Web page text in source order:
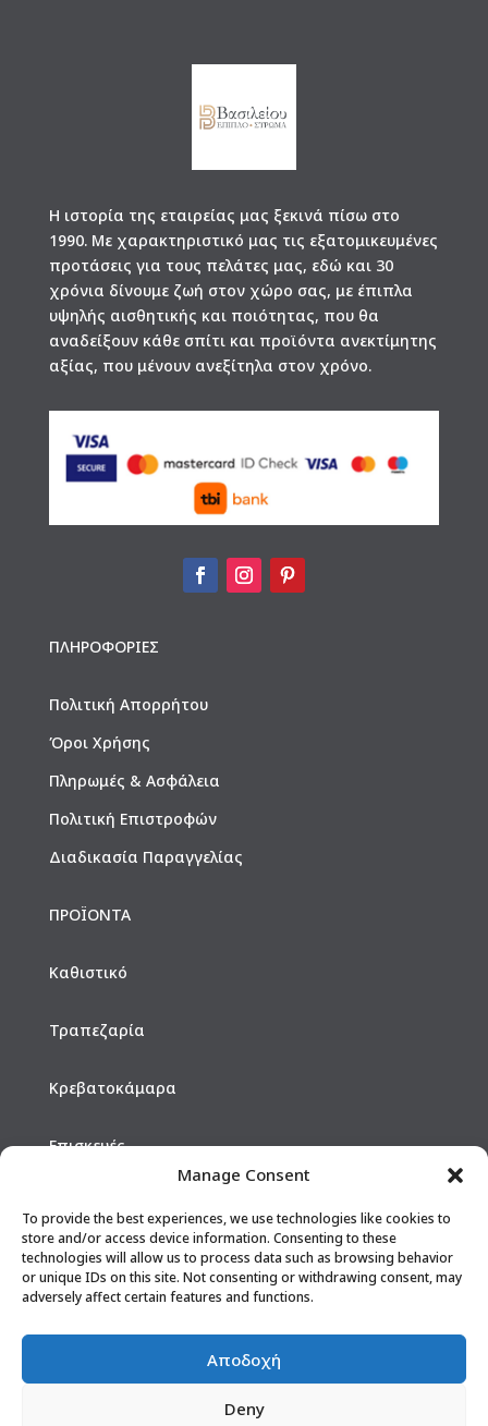
Manage Consent
To provide the best experiences, we use technologies like cookies to
store and/or access device information. Consenting to these
technologies will allow us to process data such as browsing behavior
or unique IDs on this site. Not consenting or withdrawing consent, may
adversely affect certain features and functions.
Αποδοχή
Deny
Η ιστορία της εταιρείας μας ξεκινά πίσω στο
1990. Με χαρακτηριστικό μας τις εξατομικευμένες
προτάσεις για τους πελάτες μας, εδώ και 30
χρόνια δίνουμε ζωή στον χώρο σας, με έπιπλα
υψηλής αισθητικής και ποιότητας, που θα
αναδείξουν κάθε σπίτι και προϊόντα ανεκτίμητης
αξίας, που μένουν ανεξίτηλα στον χρόνο.
ΠΛΗΡΟΦΟΡΙΕΣ
Πολιτική Απορρήτου
Όροι Χρήσης
Πληρωμές & Ασφάλεια
Πολιτική Επιστροφών
Διαδικασία Παραγγελίας
ΠΡΟΪΟΝΤΑ
Καθιστικό
Τραπεζαρία
Κρεβατοκάμαρα
Επισκευές
ΕΠΙΚΟΙΝΩΝΙΑ